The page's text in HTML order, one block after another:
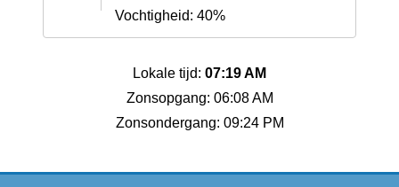
Vochtigheid: 40%
Lokale tijd: 07:19 AM
Zonsopgang: 06:08 AM
Zonsondergang: 09:24 PM